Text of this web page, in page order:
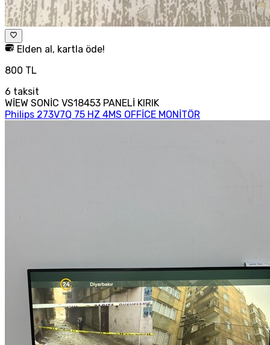
Elden al, kartla öde!
800 TL
6 taksit
WİEW SONİC VS18453 PANELİ KIRIK
Philips 273V7Q 75 HZ 4MS OFFİCE MONİTÖR